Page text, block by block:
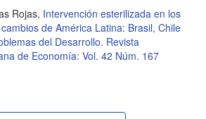
Rojas, Intervención esterilizada en los
de América Latina: Brasil, Chile
del Desarrollo. Revista
de Economía: Vol. 42 Núm. 167